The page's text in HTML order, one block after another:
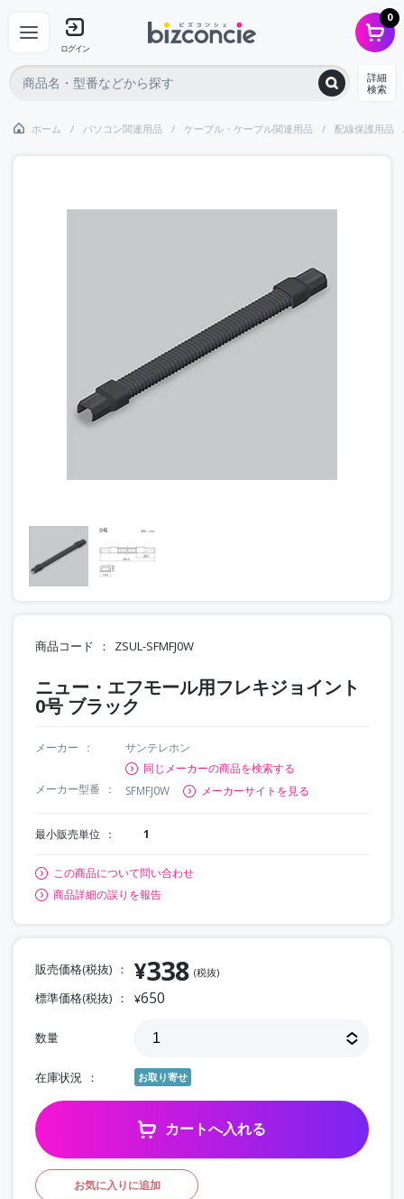
ログイン
0
詳細
検索
ホーム パソコン関連用品 ケーブル・ケーブル関連用品 配線保護用品
商品コード ZSUL-SFMFJ0W
ニュー・エフモール用フレキジョイント
0号 ブラック
メーカー
サンテレホン
同じメーカーの商品を検索する
メーカー型番
SFMFJ0W メーカーサイトを見る
最小販売単位 1
この商品について問い合わせ
商品詳細の誤りを報告
販売価格(税抜) ¥338 (税抜)
標準価格(税抜) ¥650
数量
在庫状況 お取り寄せ
カートへ入れる
お気に入りに追加